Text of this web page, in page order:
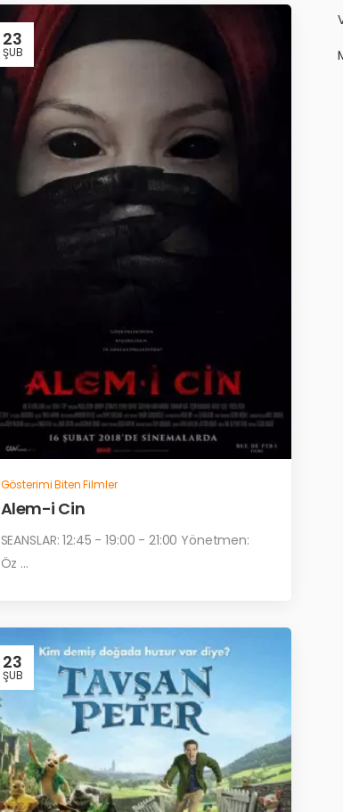
23
ŞUB
Gösterimi Biten Filmler
Alem-i Cin
SEANSLAR: 12:45 - 19:00 - 21:00 Yönetmen:
Öz ...
23
ŞUB